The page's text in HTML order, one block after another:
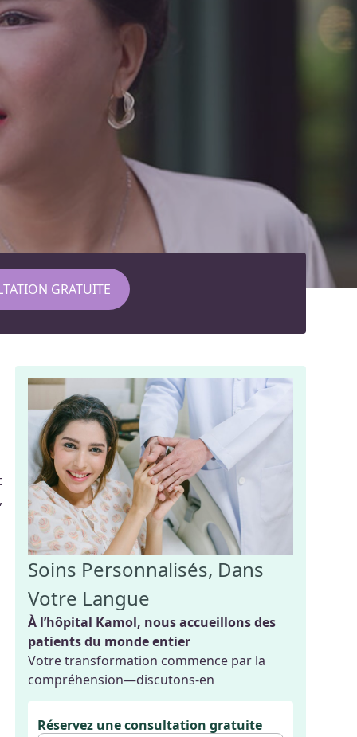
GRATUITE
Soins Personnalisés, Dans
Votre Langue
À l’hôpital Kamol, nous accueillons des
patients du monde entier
Votre transformation commence par la
compréhension—discutons-en
Réservez une consultation gratuite